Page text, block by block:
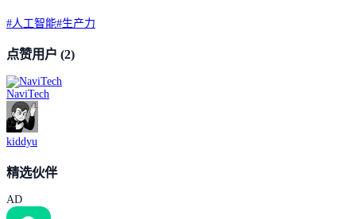
#人工智能#生产力
点赞用户 (2)
NaviTech
kiddyu
精选伙伴
AD